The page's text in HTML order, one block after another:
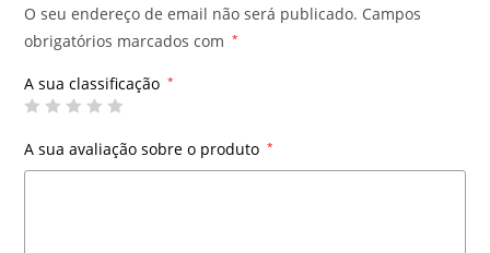
O seu endereço de email não será publicado. Campos
obrigatórios marcados com
*
A sua classificação *
A sua avaliação sobre o produto *